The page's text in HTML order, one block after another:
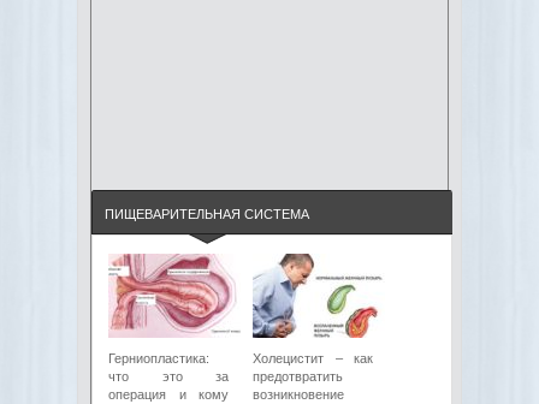
ПИЩЕВАРИТЕЛЬНАЯ СИСТЕМА
Герниопластика:
что это за
операция и кому
Холецистит – как
предотвратить
возникновение